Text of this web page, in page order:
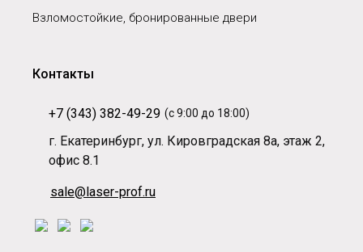
Взломостойкие, бронированные двери
Контакты
+7 (343) 382-49-29 (с 9:00 до 18:00)
г. Екатеринбург, ул. Кировградская 8а, этаж 2,
офис 8.1
sale@laser-prof.ru